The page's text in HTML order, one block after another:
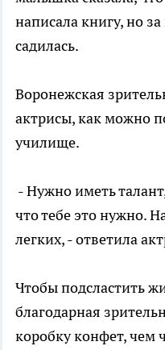
написала книгу, но
садилась.
Воронежская
актрисы, как можно
училище.
- Нужно иметь
что тебе это нужно.
легких, - ответила
Чтобы подсластить
благодарная
коробку конфет, чем